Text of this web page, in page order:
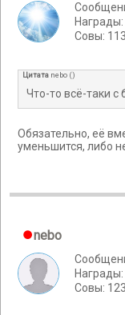
Награды:
Cовы: 113
Цитата nebo ()
Что-то всё-таки
Обязательно, её
уменьшится, либо
nebo
Награды:
Cовы: 123